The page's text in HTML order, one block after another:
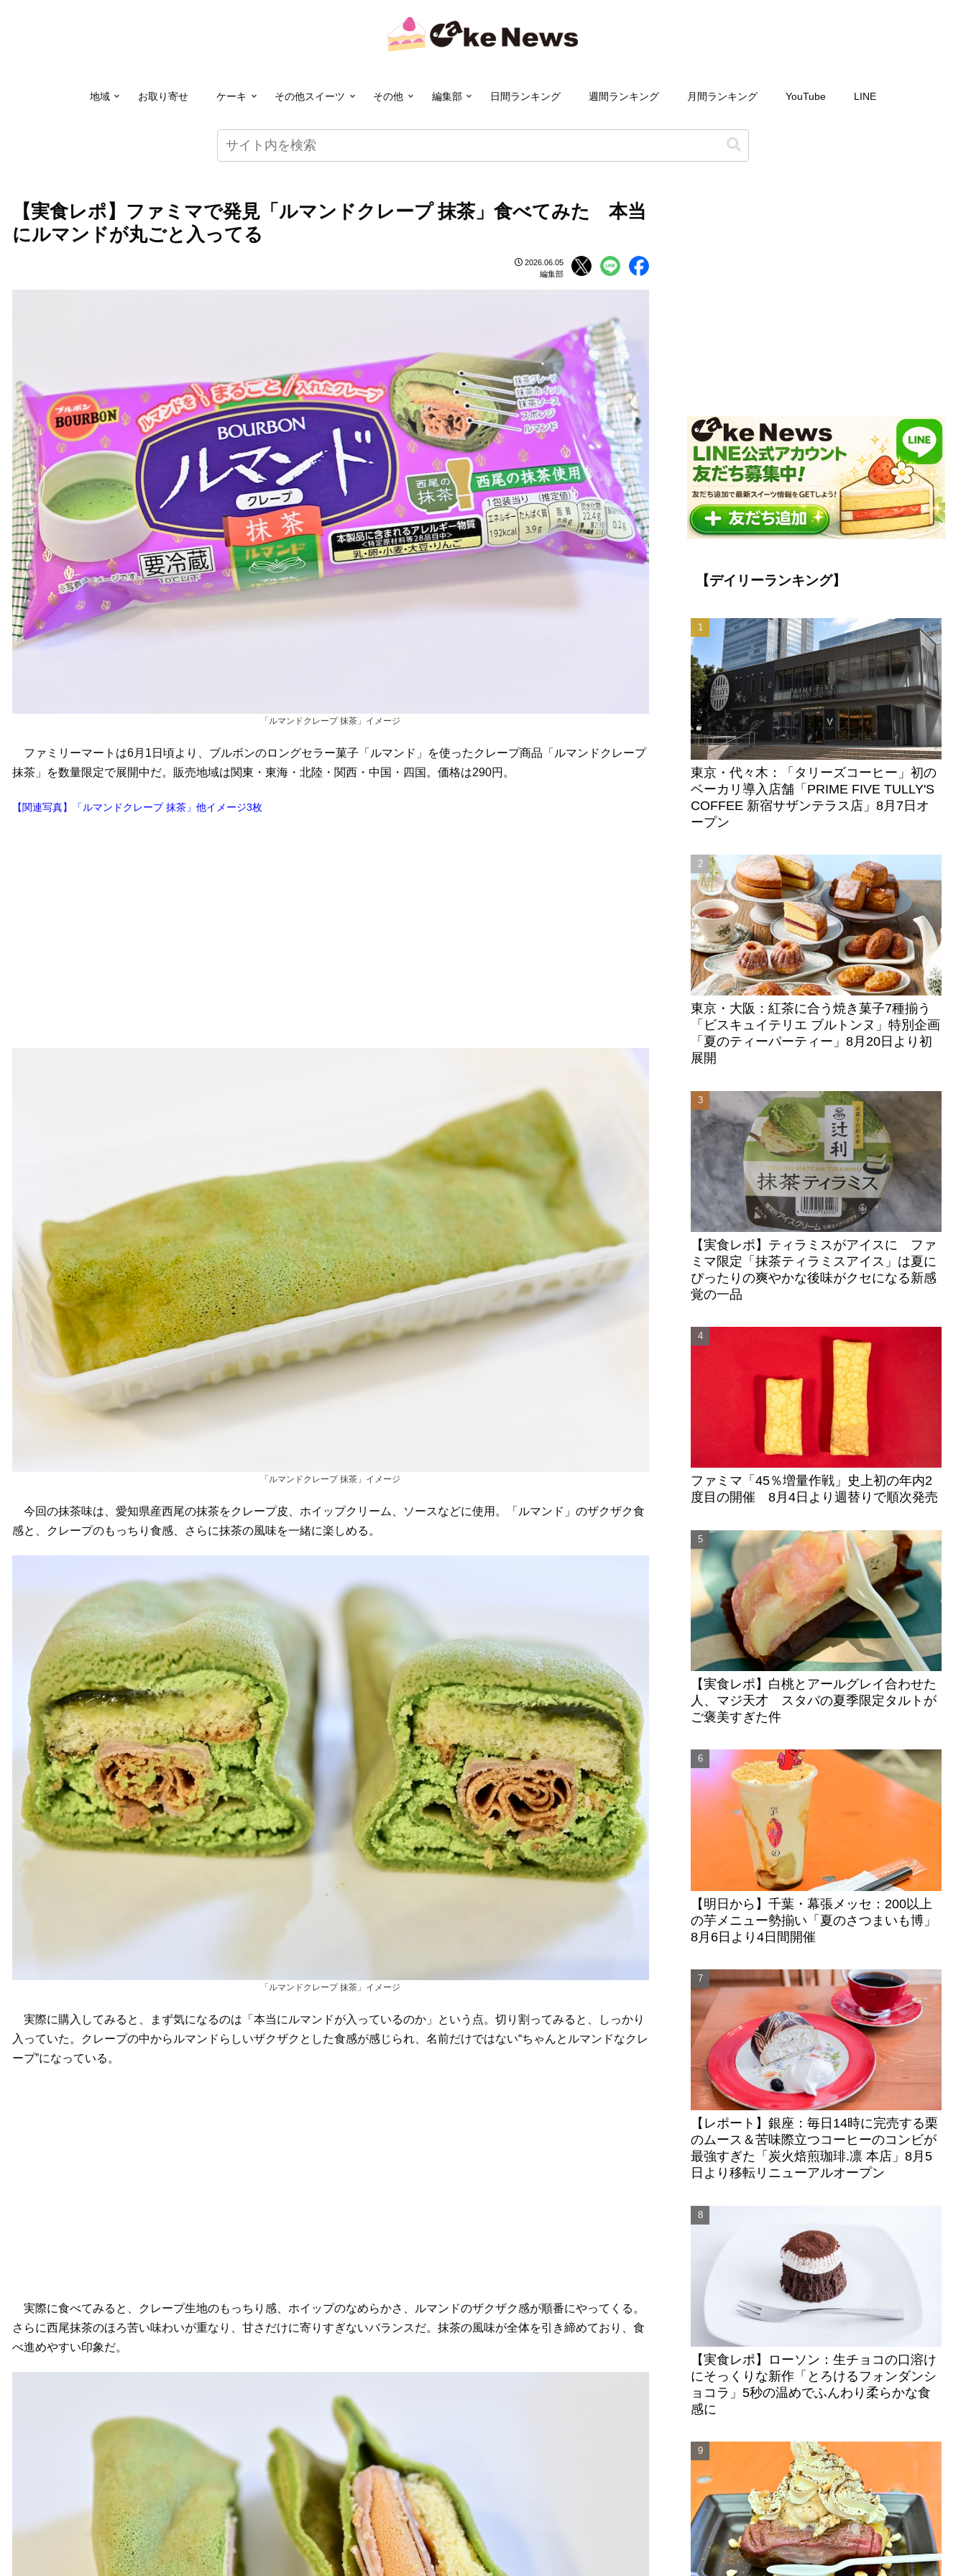
地域 お取り寄せ ケーキ その他スイーツ その他 編集部 日間ランキング 週間ランキング 月間ランキング YouTube LINE
【実食レポ】ファミマで発見「ルマンドクレープ 抹茶」食べてみた 本当
にルマンドが丸ごと入ってる
2026.06.05
編集部
「ルマンドクレープ 抹茶」イメージ
ファミリーマートは6月1日頃より、ブルボンのロングセラー菓子「ルマンド」を使ったクレープ商品「ルマンドクレープ
抹茶」を数量限定で展開中だ。販売地域は関東・東海・北陸・関西・中国・四国。価格は290円。
【関連写真】「ルマンドクレープ 抹茶」他イメージ3枚
「ルマンドクレープ 抹茶」イメージ
今回の抹茶味は、愛知県産西尾の抹茶をクレープ皮、ホイップクリーム、ソースなどに使用。「ルマンド」のザクザク食
感と、クレープのもっちり食感、さらに抹茶の風味を一緒に楽しめる。
「ルマンドクレープ 抹茶」イメージ
実際に購入してみると、まず気になるのは「本当にルマンドが入っているのか」という点。切り割ってみると、しっかり
入っていた。クレープの中からルマンドらしいザクザクとした食感が感じられ、名前だけではない“ちゃんとルマンドなクレ
ープ”になっている。
実際に食べてみると、クレープ生地のもっちり感、ホイップのなめらかさ、ルマンドのザクザク感が順番にやってくる。
さらに西尾抹茶のほろ苦い味わいが重なり、甘さだけに寄りすぎないバランスだ。抹茶の風味が全体を引き締めており、食
べ進めやすい印象だ。
【デイリーランキング】
東京・代々木：「タリーズコーヒー」初の
ベーカリ導入店舗「PRIME FIVE TULLY'S
COFFEE 新宿サザンテラス店」8月7日オ
ープン
東京・大阪：紅茶に合う焼き菓子7種揃う
「ビスキュイテリエ ブルトンヌ」特別企画
「夏のティーパーティー」8月20日より初
展開
【実食レポ】ティラミスがアイスに ファ
ミマ限定「抹茶ティラミスアイス」は夏に
ぴったりの爽やかな後味がクセになる新感
覚の一品
ファミマ「45％増量作戦」史上初の年内2
度目の開催 8月4日より週替りで順次発売
【実食レポ】白桃とアールグレイ合わせた
人、マジ天才 スタバの夏季限定タルトが
ご褒美すぎた件
【明日から】千葉・幕張メッセ：200以上
の芋メニュー勢揃い「夏のさつまいも博」
8月6日より4日間開催
【レポート】銀座：毎日14時に完売する栗
のムース＆苦味際立つコーヒーのコンビが
最強すぎた「炭火焙煎珈琲.凛 本店」8月5
日より移転リニューアルオープン
【実食レポ】ローソン：生チョコの口溶け
にそっくりな新作「とろけるフォンダンシ
ョコラ」5秒の温めでふんわり柔らかな食
感に